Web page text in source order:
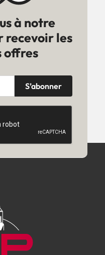
à notre
recevoir les
offres